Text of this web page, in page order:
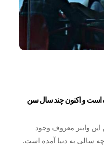
است و اکنون چند سال سن
واینر معروف وجود
سالی به دنیا آمده است.